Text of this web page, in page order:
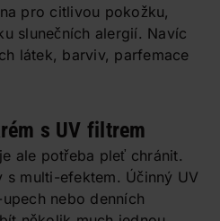
pro citlivou pokožku,
slunečních alergií. Navíc
látek, barviv, parfemace
s UV filtrem
ale potřeba pleť chránit.
s multi-efektem. Účinný UV
nebo denních